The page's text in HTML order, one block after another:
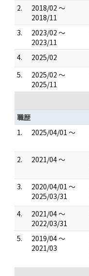
2.
2018/02 ～
2018/11
3.
2023/02 ～
2023/11
4. 2025/02
5.
2025/02 ～
2025/11
職歴
1.
2025/04/01 ～
2.
2021/04 ～
3.
2020/04/01 ～
2025/03/31
4.
2021/04 ～
2022/03/31
5.
2019/04 ～
2021/03